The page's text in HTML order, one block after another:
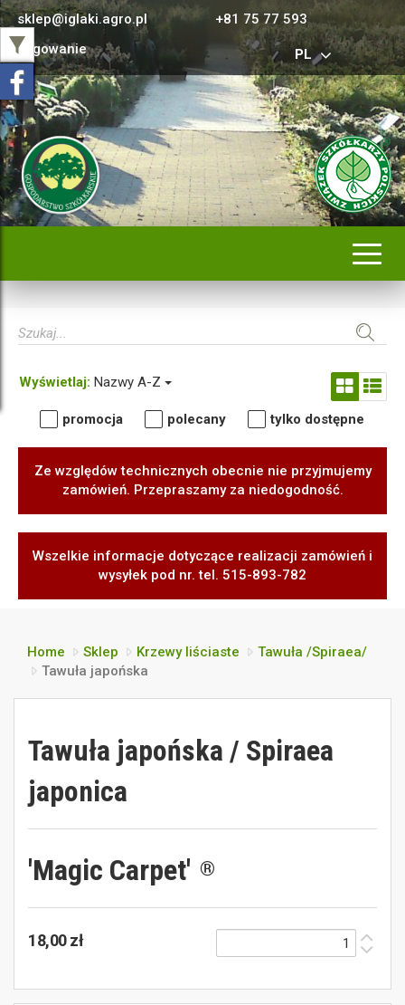
sklep@iglaki.agro.pl
+81 75 77 593
Logowanie
PL
Wyświetlaj: Nazwy A-Z
promocja polecany tylko dostępne
Ze względów technicznych obecnie nie przyjmujemy
zamówień. Przepraszamy za niedogodność.
Wszelkie informacje dotyczące realizacji zamówień i
wysyłek pod nr. tel. 515-893-782
Home Sklep Krzewy liściaste
Tawuła /Spiraea/
Tawuła japońska
Tawuła japońska / Spiraea
japonica
'Magic Carpet' ®
18,00 zł